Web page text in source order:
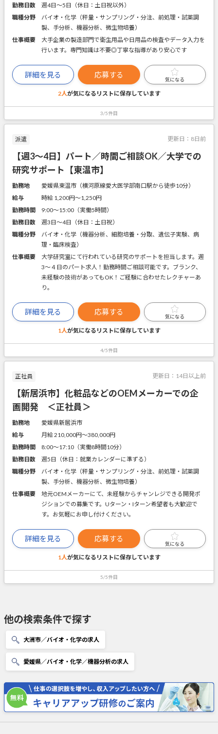
勤務日数
週4日～5日（休日：土日祝以外）
職種分野
バイオ・化学（秤量・サンプリング・分注、前処理・試薬調
製、手分析、機器分析、微生物培養）
仕事概要
大手企業の製造部門で衛生用品や日用品の検査やデータ入力を
行います。専門知識は不要◎丁寧な指導があり安心です
詳細を見る 応募する
気になる
2人が気になるリストに保存しています
3/5件目
派遣 更新日： 8日前
【週3～4日】パート／時間ご相談OK／大学での
研究サポート【東温市】
勤務地
愛媛県東温市（横河原線愛大医学部南口駅から徒歩10分）
給与
時給 1,200円〜1,250円
勤務時間
9:00～15:00（実働5時間）
勤務日数
週3日～4日（休日：土日祝）
職種分野
バイオ・化学（機器分析、細胞培養・分取、遺伝子実験、病
理・臨床検査）
仕事概要
大学研究室にて行われている研究のサポートを担当します。週
3～４日のパート求人！勤務時間ご相談可能です。ブランク、
未経験の技術があってもOK！ご経験に合わせたレクチャーあ
り。
詳細を見る 応募する
気になる
1人が気になるリストに保存しています
4/5件目
正社員 更新日： 14日以上前
【新居浜市】化粧品などのOEMメーカーでの企
画開発 ＜正社員＞
勤務地
愛媛県新居浜市
給与
月給 210,000円〜380,000円
勤務時間
8:00～17:10（実働8時間10分）
勤務日数
週5日（休日：就業カレンダーに準ずる）
職種分野
バイオ・化学（秤量・サンプリング・分注、前処理・試薬調
製、手分析、機器分析、微生物培養）
仕事概要
地元OEMメーカーにて、未経験からチャンレジできる開発ポ
ジションでの募集です。Uターン・Iターン希望者も大歓迎で
す。お気軽にお申し付けください。
詳細を見る 応募する
気になる
1人が気になるリストに保存しています
5/5件目
他の検索条件で探す
大洲市／バイオ・化学の求人
愛媛県／バイオ・化学／機器分析の求人